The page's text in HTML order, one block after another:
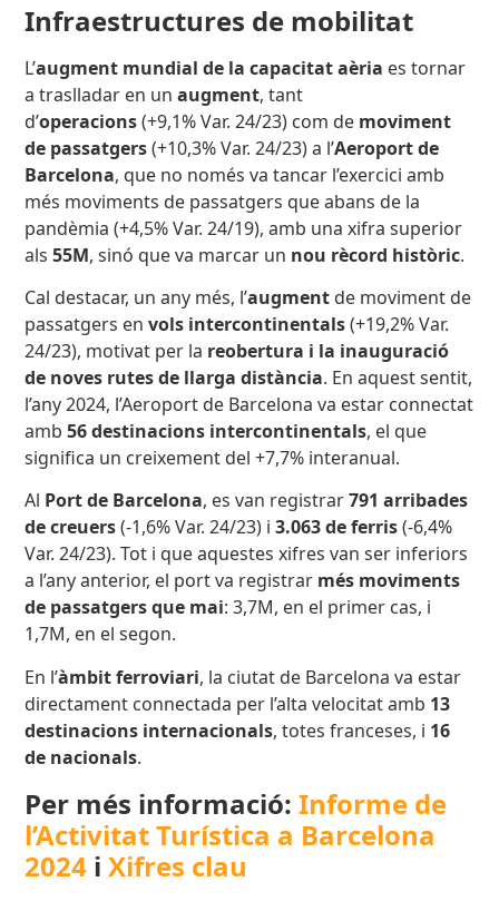
Infraestructures de mobilitat
L’augment mundial de la capacitat aèria es tornar
a traslladar en unaugment, tant
d’operacions(+9,1% Var. 24/23) com de moviment
de passatgers(+10,3% Var. 24/23) a l’Aeroport de
Barcelona, que no només va tancar l’exercici amb
més moviments de passatgers que abans de la
pandèmia (+4,5% Var. 24/19), amb una xifra superior
als55M, sinó que va marcar un nou rècord històric.
Cal destacar, un any més, l’augment de moviment de
passatgers envols intercontinentals(+19,2% Var.
24/23), motivat per la reobertura i la inauguració
de noves rutes de llarga distància. En aquest sentit,
l’any 2024, l’Aeroport de Barcelona va estar connectat
amb56 destinacions intercontinentals, el que
significa un creixement del +7,7% interanual.
Al Port de Barcelona, es van registrar791 arribades
de creuers(-1,6% Var. 24/23) i3.063 de ferris(-6,4%
Var. 24/23). Tot i que aquestes xifres van ser inferiors
a l’any anterior, el port va registrar més moviments
de passatgers que mai: 3,7M, en el primer cas, i
1,7M, en el segon.
En l’àmbit ferroviari, la ciutat de Barcelona va estar
directament connectada per l’alta velocitat amb 13
destinacions internacionals, totes franceses, i 16
de nacionals.
Per més informació:Informe de
l’Activitat Turística a Barcelona
2024 iXifres clau